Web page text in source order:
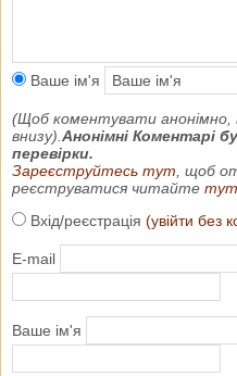
Ваше ім'я
(Щоб коментувати анонімно,
внизу). Анонімні Коментарі
перевірки.
Зареєструйтесь тут , щоб
реєструватися читайте тут
Вхід/реєстрація (увійти без
E-mail
Ваше ім'я